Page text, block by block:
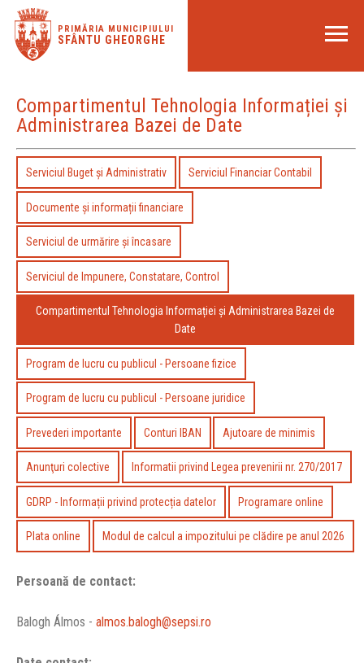
PRIMĂRIA MUNICIPIULUI
SFÂNTU GHEORGHE
Compartimentul Tehnologia Informației și
Administrarea Bazei de Date
Serviciul Buget şi Administrativ Serviciul Financiar Contabil
Documente și informații financiare
Serviciul de urmărire și încasare
Serviciul de Impunere, Constatare, Control
Compartimentul Tehnologia Informației și Administrarea Bazei de
Date
Program de lucru cu publicul - Persoane fizice
Program de lucru cu publicul - Persoane juridice
Prevederi importante Conturi IBAN Ajutoare de minimis
Anunţuri colective Informatii privind Legea prevenirii nr. 270/2017
GDRP - Informații privind protecția datelor Programare online
Plata online Modul de calcul a impozitului pe clădire pe anul 2026
Persoană de contact:
Balogh Álmos - almos.balogh@sepsi.ro